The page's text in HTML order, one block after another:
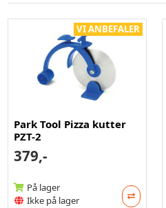
VI ANBEFALER
Park Tool Pizza kutter
PZT-2
379,-
På lager
Ikke på lager